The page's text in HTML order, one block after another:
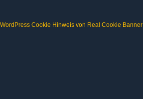
WordPress Cookie Hinweis von Real Cookie Banner